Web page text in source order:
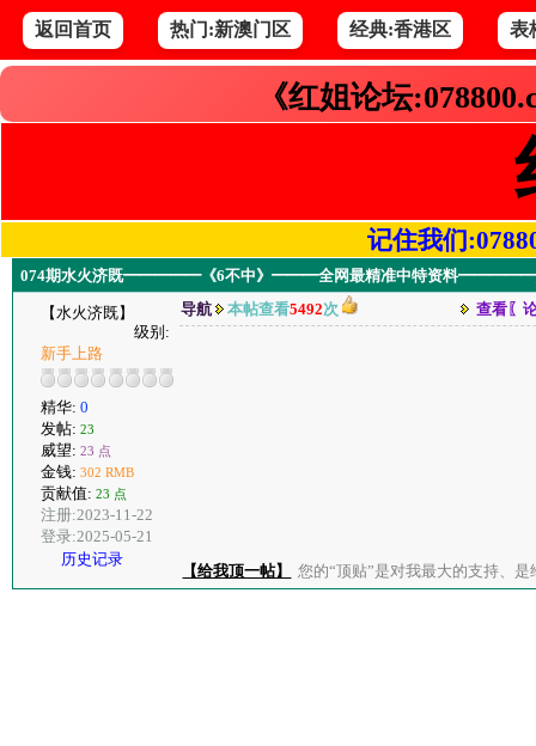
返回首页 热门:新澳门区 经典:香港区 表
《红姐论坛
记住我们
074期水火济既━━━━━《6不中》━━━全网最精准中特资料
【水火济既】
级别:
新手上路
精华: 0
发帖: 23
威望: 23 点
金钱: 302 RMB
贡献值: 23 点
注册:2023-11-22
登录:2025-05-21
历史记录
导航 本帖查看5492次 查看〖
【给我顶一帖】 您的“顶贴”是对我最大的支持、